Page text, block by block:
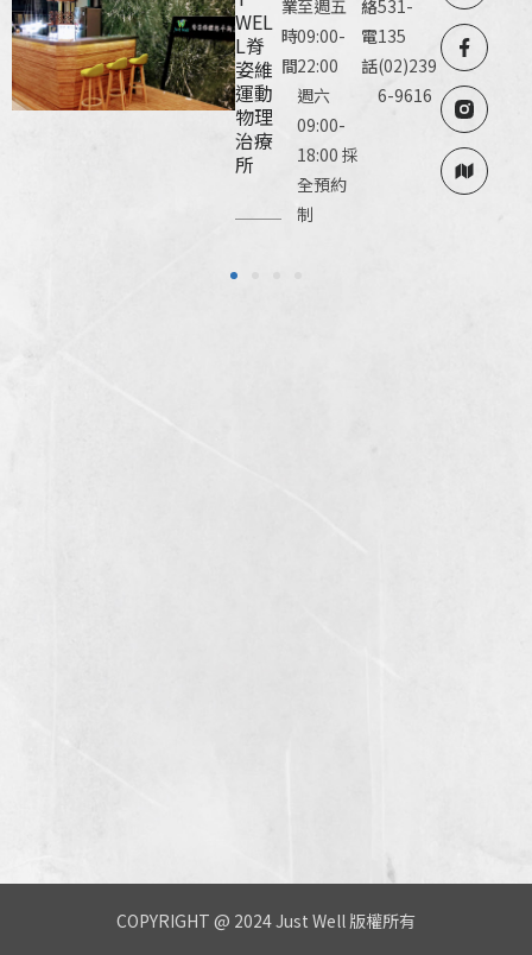
WEL
L脊
姿維
運動
物理
治療
所
業
時
間
至週五
09:00-
22:00
週六
09:00-
18:00 採
全預約
制
絡
電
話
531-
135
(02)239
6-9616
4
COPYRIGHT @ 2024 Just Well 版權所有